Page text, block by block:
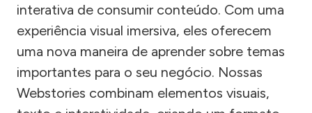
interativa de consumir conteúdo. Com uma
experiência visual imersiva, eles oferecem
uma nova maneira de aprender sobre temas
importantes para o seu negócio. Nossas
Webstories combinam elementos visuais,